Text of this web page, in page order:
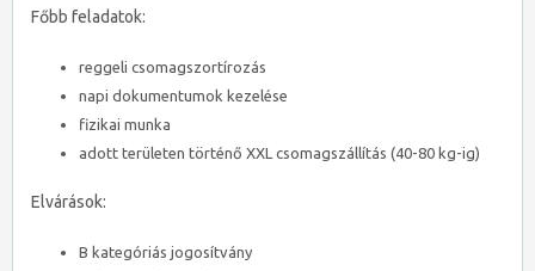
Főbb feladatok:
reggeli csomagszortírozás
napi dokumentumok kezelése
fizikai munka
adott területen történő XXL csomagszállítás (40-80 kg-ig)
Elvárások:
B kategóriás jogosítvány